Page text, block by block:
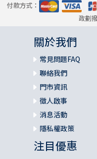
付款方式：
政劃
關於我們
常見問題FAQ
聯絡我們
門市資訊
徵人啟事
消息活動
隱私權政策
注目優惠